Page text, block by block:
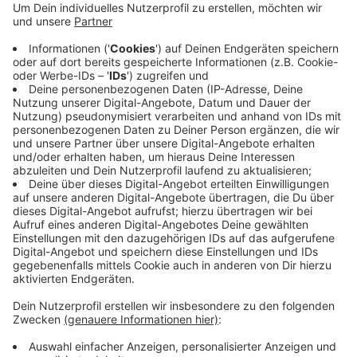
Im nächsten Schritt soll bis Ende des Jahres dann
auch die Zahlung per App eingeführt werden, heißt es.
Außerdem wurde der Parktarif angepasst, so die
Stadt: Wer in der Innenstadt parkt, zahlt ab sofort pro
Viertelstunde 0,50 Euro.
Anzeige
Anzeige